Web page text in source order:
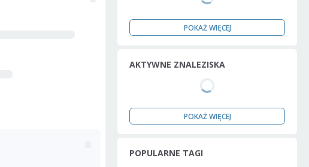
POKAŻ WIĘCEJ
AKTYWNE ZNALEZISKA
POKAŻ WIĘCEJ
POPULARNE TAGI